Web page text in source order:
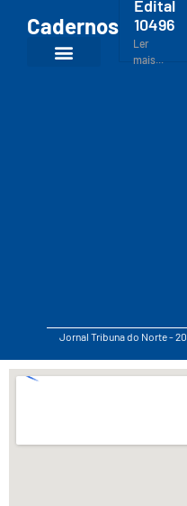
Cadernos
Edital
10496
Ler
mais...
Jornal Tribuna do Norte -